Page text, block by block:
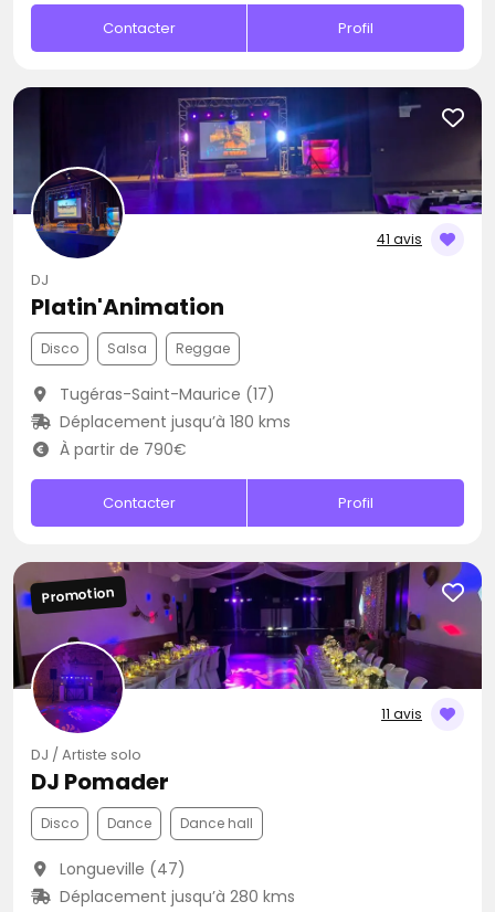
Contacter Profil
41 avis
DJ
Platin'Animation
Disco Salsa Reggae
Tugéras-Saint-Maurice (17)
Déplacement jusqu’à 180 kms
À partir de 790€
Contacter Profil
11 avis
Promotion
DJ / Artiste solo
DJ Pomader
Disco Dance Dance hall
Longueville (47)
Déplacement jusqu’à 280 kms